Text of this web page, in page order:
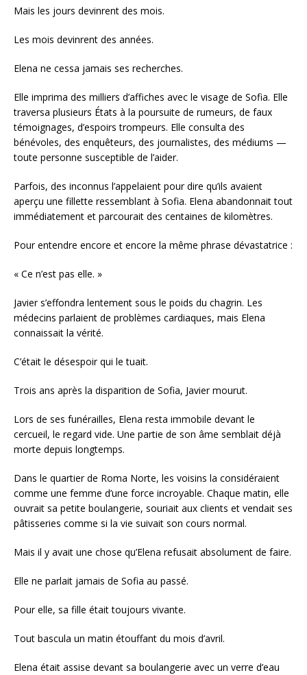
Mais les jours devinrent des mois.
Les mois devinrent des années.
Elena ne cessa jamais ses recherches.
Elle imprima des milliers d’affiches avec le visage de Sofia. Elle
traversa plusieurs États à la poursuite de rumeurs, de faux
témoignages, d’espoirs trompeurs. Elle consulta des
bénévoles, des enquêteurs, des journalistes, des médiums —
toute personne susceptible de l’aider.
Parfois, des inconnus l’appelaient pour dire qu’ils avaient
aperçu une fillette ressemblant à Sofia. Elena abandonnait tout
immédiatement et parcourait des centaines de kilomètres.
Pour entendre encore et encore la même phrase dévastatrice :
« Ce n’est pas elle. »
Javier s’effondra lentement sous le poids du chagrin. Les
médecins parlaient de problèmes cardiaques, mais Elena
connaissait la vérité.
C’était le désespoir qui le tuait.
Trois ans après la disparition de Sofia, Javier mourut.
Lors de ses funérailles, Elena resta immobile devant le
cercueil, le regard vide. Une partie de son âme semblait déjà
morte depuis longtemps.
Dans le quartier de Roma Norte, les voisins la considéraient
comme une femme d’une force incroyable. Chaque matin, elle
ouvrait sa petite boulangerie, souriait aux clients et vendait ses
pâtisseries comme si la vie suivait son cours normal.
Mais il y avait une chose qu’Elena refusait absolument de faire.
Elle ne parlait jamais de Sofia au passé.
Pour elle, sa fille était toujours vivante.
Tout bascula un matin étouffant du mois d’avril.
Elena était assise devant sa boulangerie avec un verre d’eau